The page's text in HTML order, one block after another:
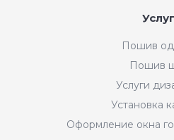
Пошив
Пошив
Услуги
Установка
Оформление окна